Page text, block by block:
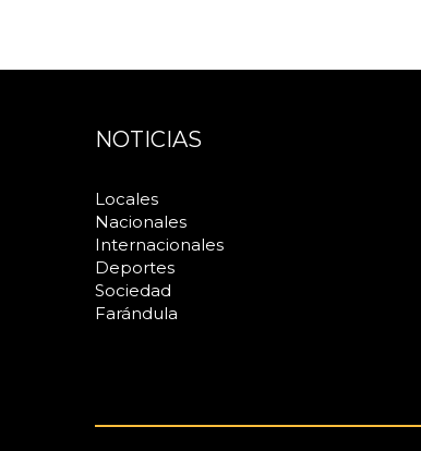
NOTICIAS
Locales
Nacionales
Internacionales
Deportes
Sociedad
Farándula